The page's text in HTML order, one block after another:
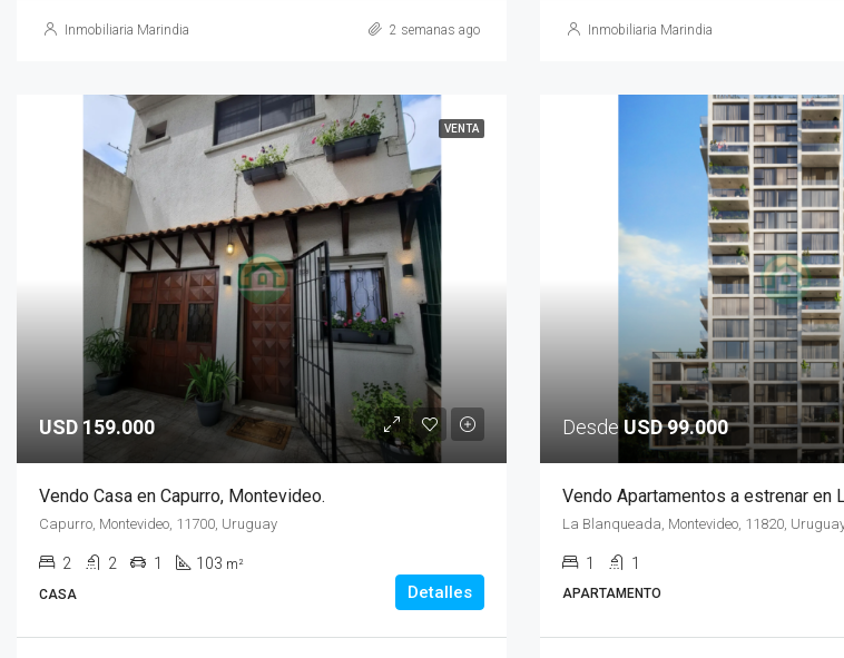
Inmobiliaria Marindia 2 semanas ago Inmobiliaria Marindia
VENTA
USD 159.000
Vendo Casa en Capurro, Montevideo.
Capurro, Montevideo, 11700, Uruguay
2 2 1 103 m²
CASA
Detalles
DesdeUSD 99.000
Vendo Apartamentos a estrenar en
La Blanqueada, Montevideo, 11820,
1 1
APARTAMENTO